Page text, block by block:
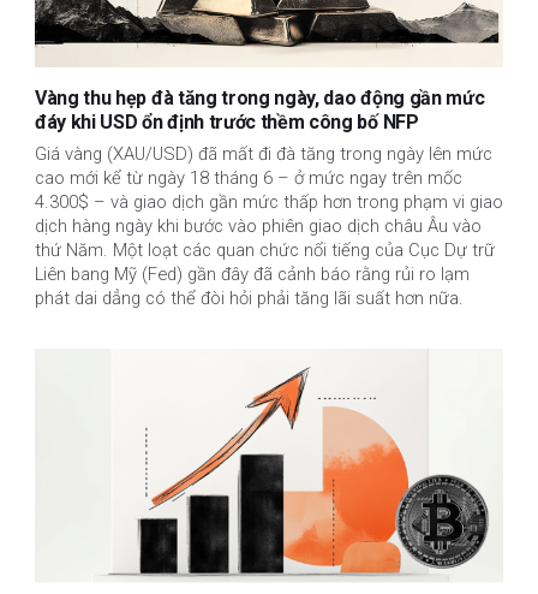
Vàng thu hẹp đà tăng trong ngày, dao động gần mức
đáy khi USD ổn định trước thềm công bố NFP
Giá vàng (XAU/USD) đã mất đi đà tăng trong ngày lên mức
cao mới kể từ ngày 18 tháng 6 – ở mức ngay trên mốc
4.300$ – và giao dịch gần mức thấp hơn trong phạm vi giao
dịch hàng ngày khi bước vào phiên giao dịch châu Âu vào
thứ Năm. Một loạt các quan chức nổi tiếng của Cục Dự trữ
Liên bang Mỹ (Fed) gần đây đã cảnh báo rằng rủi ro lạm
phát dai dẳng có thể đòi hỏi phải tăng lãi suất hơn nữa.